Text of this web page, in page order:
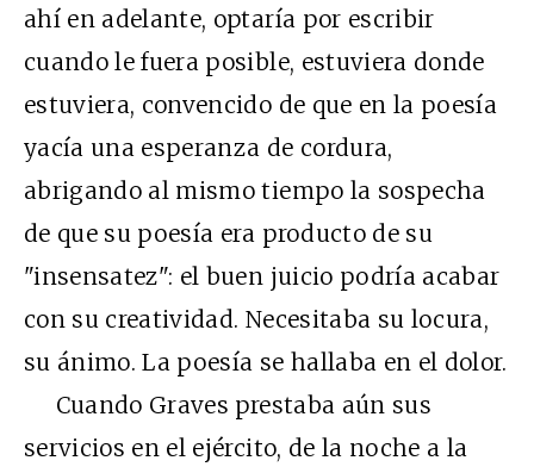
ahí en adelante, optaría por escribir
cuando le fuera posible, estuviera donde
estuviera, convencido de que en la poesía
yacía una esperanza de cordura,
abrigando al mismo tiempo la sospecha
de que su poesía era producto de su
"insensatez": el buen juicio podría acabar
con su creatividad. Necesitaba su locura,
su ánimo. La poesía se hallaba en el dolor.
Cuando Graves prestaba aún sus
servicios en el ejército, de la noche a la